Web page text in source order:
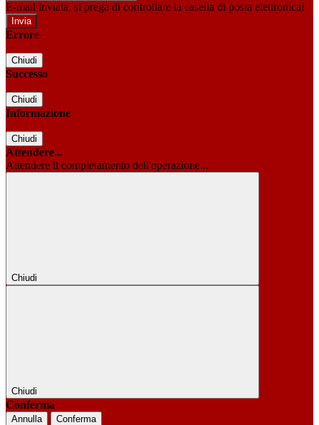
E-mail inviata, si prega di controllare la casella di posta elettronica!
Errore
Chiudi
Successo
Chiudi
Informazione
Chiudi
Attendere...
Attendere il completamento dell'operazione...
Chiudi
Chiudi
Conferma
Annulla Conferma